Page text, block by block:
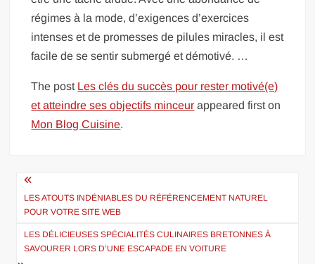
régimes à la mode, d’exigences d’exercices
intenses et de promesses de pilules miracles, il est
facile de se sentir submergé et démotivé. …
The post Les clés du succès pour rester motivé(e)
et atteindre ses objectifs minceur appeared first on
Mon Blog Cuisine.
Navigation
de
l’article
LES ATOUTS INDÉNIABLES DU RÉFÉRENCEMENT NATUREL
POUR VOTRE SITE WEB
LES DÉLICIEUSES SPÉCIALITÉS CULINAIRES BRETONNES À
SAVOURER LORS D’UNE ESCAPADE EN VOITURE